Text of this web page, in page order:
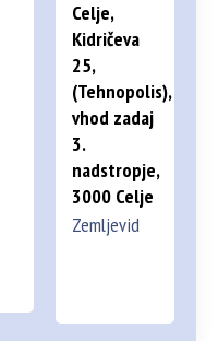
Celje,
Kidričeva
25,
(Tehnopolis),
vhod zadaj
3.
nadstropje,
3000 Celje
Zemljevid